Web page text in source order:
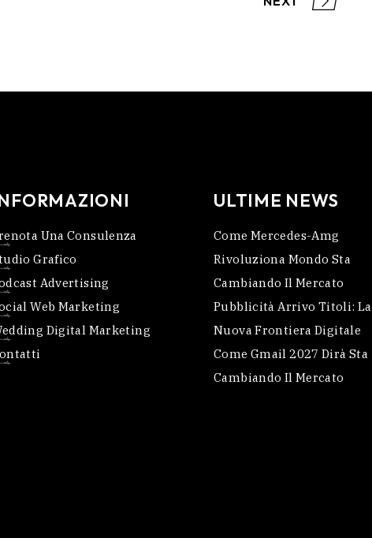
Una Consulenza
Grafico
Advertising
Web Marketing
Digital Marketing
ULTIME NEWS
Come Mercedes-Amg
Rivoluziona Mondo Sta
Cambiando Il Mercato
Pubblicità Arrivo Titoli: La
Nuova Frontiera Digitale
Come Gmail 2027 Dirà Sta
Cambiando Il Mercato